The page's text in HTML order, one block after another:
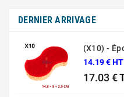
DERNIER ARRIVAGE
14.19 € HT
17.03 €